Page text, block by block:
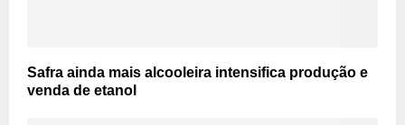
Safra ainda mais alcooleira intensifica produção e
venda de etanol